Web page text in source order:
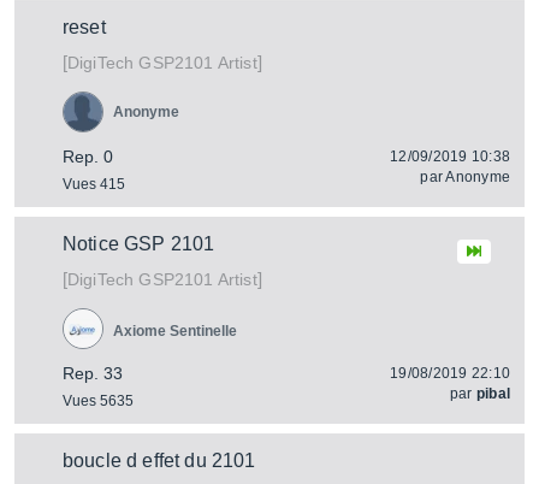
reset
[DigiTech GSP2101 Artist]
Rep. 0
Vues 415
Anonyme
12/09/2019 10:38
parAnonyme
Notice GSP 2101
[DigiTech GSP2101 Artist]
Rep. 33
Vues 5635
Axiome Sentinelle
19/08/2019 22:10
par pibal
boucle d effet du 2101